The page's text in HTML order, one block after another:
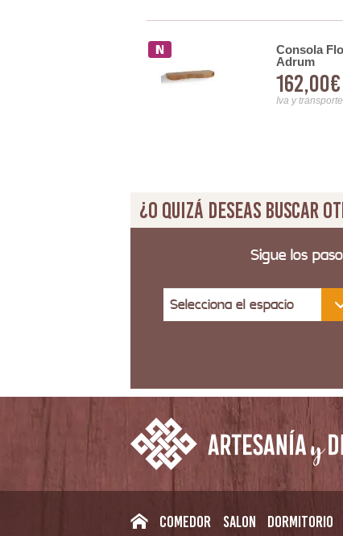
Consola
Adrum
162,00€
Iva y
¿O quizá deseas buscar
Sigue los
Selecciona el espacio
Comedor Salon Dormitorio